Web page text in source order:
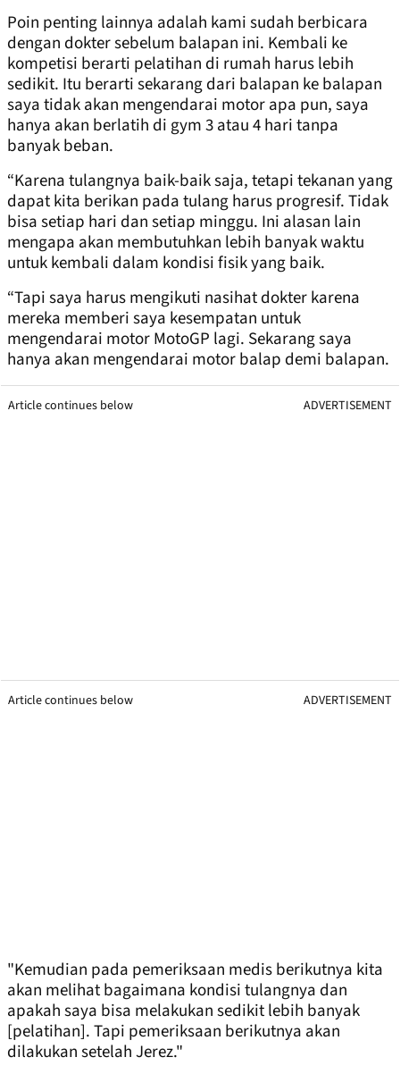
Poin penting lainnya adalah kami sudah berbicara
dengan dokter sebelum balapan ini. Kembali ke
kompetisi berarti pelatihan di rumah harus lebih
sedikit. Itu berarti sekarang dari balapan ke balapan
saya tidak akan mengendarai motor apa pun, saya
hanya akan berlatih di gym 3 atau 4 hari tanpa
banyak beban.
“Karena tulangnya baik-baik saja, tetapi tekanan yang
dapat kita berikan pada tulang harus progresif. Tidak
bisa setiap hari dan setiap minggu. Ini alasan lain
mengapa akan membutuhkan lebih banyak waktu
untuk kembali dalam kondisi fisik yang baik.
“Tapi saya harus mengikuti nasihat dokter karena
mereka memberi saya kesempatan untuk
mengendarai motor MotoGP lagi. Sekarang saya
hanya akan mengendarai motor balap demi balapan.
Article continues below ADVERTISEMENT
Article continues below ADVERTISEMENT
"Kemudian pada pemeriksaan medis berikutnya kita
akan melihat bagaimana kondisi tulangnya dan
apakah saya bisa melakukan sedikit lebih banyak
[pelatihan]. Tapi pemeriksaan berikutnya akan
dilakukan setelah Jerez."